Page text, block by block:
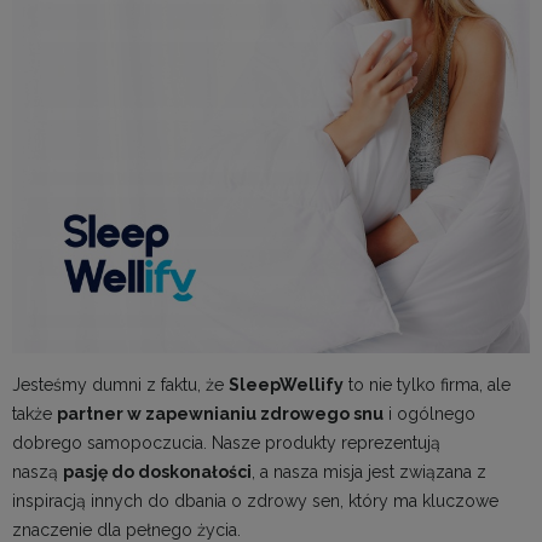
Jesteśmy dumni z faktu, że SleepWellify to nie tylko firma, ale
także partner w zapewnianiu zdrowego snu i ogólnego
dobrego samopoczucia. Nasze produkty reprezentują
naszą pasję do doskonałości , a nasza misja jest związana z
inspiracją innych do dbania o zdrowy sen, który ma kluczowe
znaczenie dla pełnego życia.